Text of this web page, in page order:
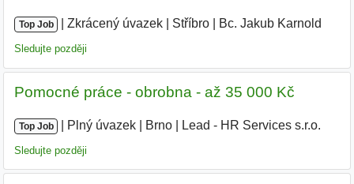
Top Job Zkrácený úvazek Stříbro Bc. Jakub Karnold
Sledujte později
Pomocné práce - obrobna - až 35 000 Kč
Top Job Plný úvazek Brno Lead - HR Services s.r.o.
Sledujte později